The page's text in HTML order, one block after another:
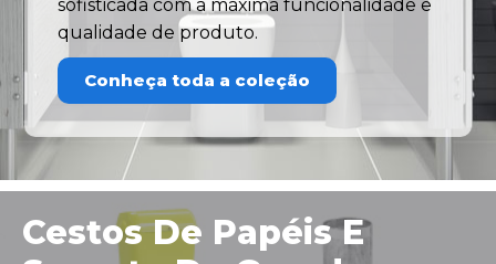
sofisticada com a máxima funcionalidade e
qualidade de produto.
Conheça toda a coleção
Cestos De Papéis E